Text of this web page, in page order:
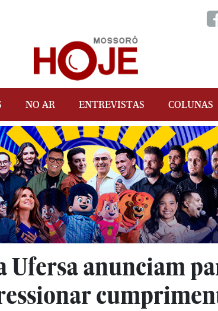
NO AR ENTREVISTAS COLUNAS
Ufersa anunciam